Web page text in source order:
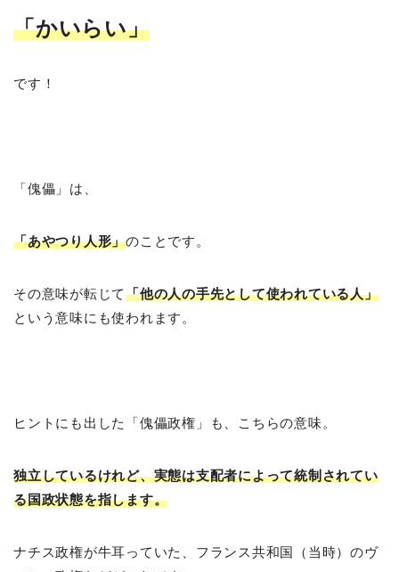
「かいらい」
です！
「傀儡」は、
「あやつり人形」のことです。
その意味が転じて「他の人の手先として使われている人」
という意味にも使われます。
ヒントにも出した「傀儡政権」も、こちらの意味。
独立しているけれど、実態は支配者によって統制されてい
る国政状態を指します。
ナチス政権が牛耳っていた、フランス共和国（当時）のヴ